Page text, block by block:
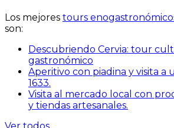
Los mejores tours
son:
Descubriendo Cervia: tour
gastronómico
Aperitivo con piadina y visita a
1633.
Visita al mercado local con
y tiendas artesanales.